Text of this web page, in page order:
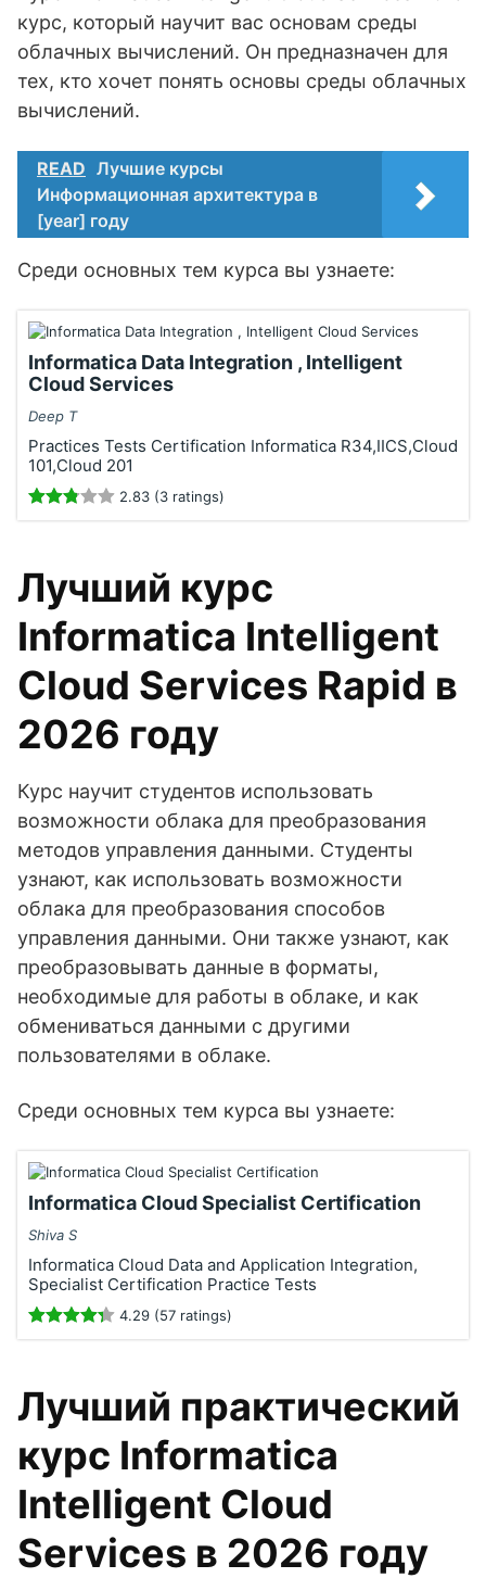
курс, который научит вас основам среды
облачных вычислений. Он предназначен для
тех, кто хочет понять основы среды облачных
вычислений.
READ Лучшие курсы
Информационная архитектура в
[year] году
Среди основных тем курса вы узнаете:
Informatica Data Integration , Intelligent
Cloud Services
Deep T
Practices Tests Certification Informatica R34,IICS,Cloud
101,Cloud 201
2.83 (3 ratings)
Лучший курс
Informatica Intelligent
Cloud Services Rapid в
2026 году
Курс научит студентов использовать
возможности облака для преобразования
методов управления данными. Студенты
узнают, как использовать возможности
облака для преобразования способов
управления данными. Они также узнают, как
преобразовывать данные в форматы,
необходимые для работы в облаке, и как
обмениваться данными с другими
пользователями в облаке.
Среди основных тем курса вы узнаете:
Informatica Cloud Specialist Certification
Shiva S
Informatica Cloud Data and Application Integration,
Specialist Certification Practice Tests
4.29 (57 ratings)
Лучший практический
курс Informatica
Intelligent Cloud
Services в 2026 году